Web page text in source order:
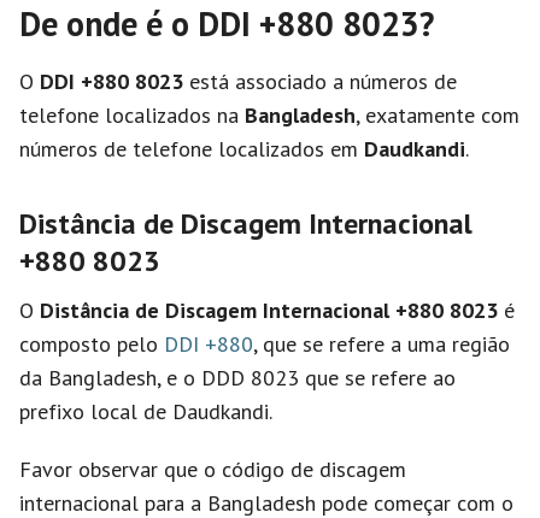
De onde é o DDI +880 8023?
O DDI +880 8023 está associado a números de
telefone localizados na Bangladesh, exatamente com
números de telefone localizados em Daudkandi.
Distância de Discagem Internacional
+880 8023
O Distância de Discagem Internacional+880 8023 é
composto pelo DDI +880, que se refere a uma região
da Bangladesh, e o DDD 8023 que se refere ao
prefixo local de Daudkandi.
Favor observar que o código de discagem
internacional para a Bangladesh pode começar com o